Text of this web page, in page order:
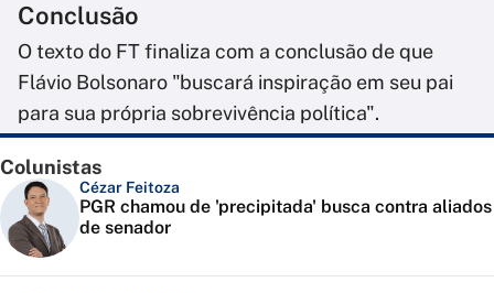
Conclusão
O texto do FT finaliza com a conclusão de que
Flávio Bolsonaro "buscará inspiração em seu pai
para sua própria sobrevivência política".
Colunistas
Cézar Feitoza
PGR chamou de 'precipitada' busca contra aliados
de senador